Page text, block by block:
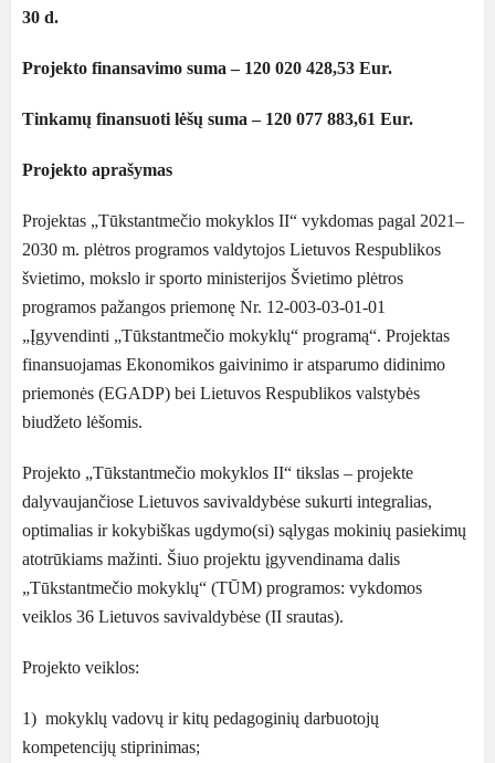
30 d.
Projekto finansavimo suma – 120 020 428,53 Eur.
Tinkamų finansuoti lėšų suma – 120 077 883,61 Eur.
Projekto aprašymas
Projektas „Tūkstantmečio mokyklos II“ vykdomas pagal 2021–
2030 m. plėtros programos valdytojos Lietuvos Respublikos
švietimo, mokslo ir sporto ministerijos Švietimo plėtros
programos pažangos priemonę Nr. 12-003-03-01-01
„Įgyvendinti „Tūkstantmečio mokyklų“ programą“. Projektas
finansuojamas Ekonomikos gaivinimo ir atsparumo didinimo
priemonės (EGADP) bei Lietuvos Respublikos valstybės
biudžeto lėšomis.
Projekto „Tūkstantmečio mokyklos II“ tikslas – projekte
dalyvaujančiose Lietuvos savivaldybėse sukurti integralias,
optimalias ir kokybiškas ugdymo(si) sąlygas mokinių pasiekimų
atotrūkiams mažinti. Šiuo projektu įgyvendinama dalis
„Tūkstantmečio mokyklų“ (TŪM) programos: vykdomos
veiklos 36 Lietuvos savivaldybėse (II srautas).
Projekto veiklos:
1) mokyklų vadovų ir kitų pedagoginių darbuotojų
kompetencijų stiprinimas;